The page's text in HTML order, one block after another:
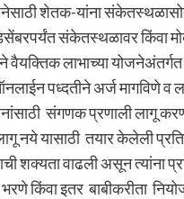
शेतक-यांना
संकेतस्थळावर किंवा
वैयक्तिक लाभाच्या
पध्दतीने अर्ज मागविणे
संगणक प्रणाली लागू
नये यासाठी तयार केलेली
शक्यता वाढली असून त्यांना
भरणे किंवा इतर बाबीकरीता